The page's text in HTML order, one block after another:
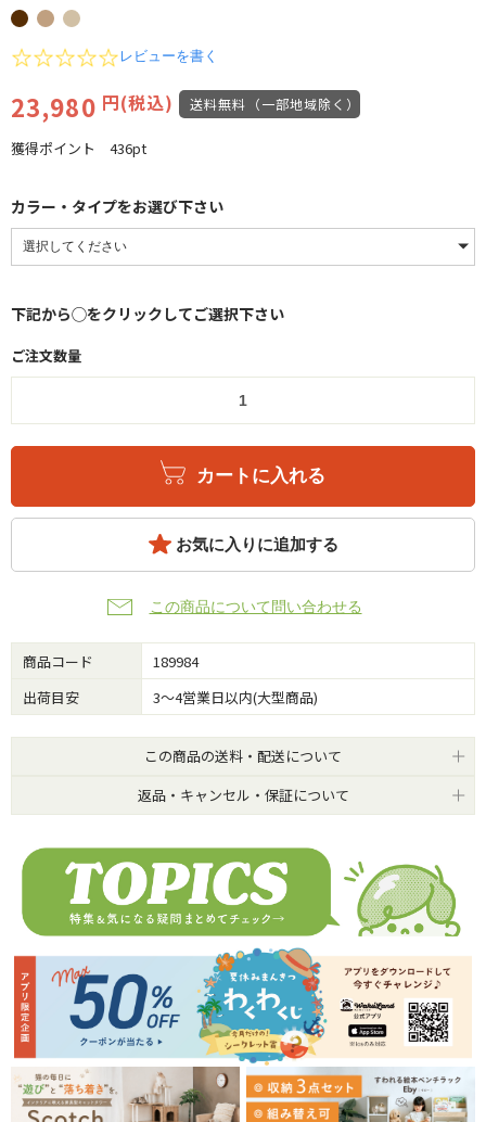
0.0
rating
レビューを書く
23,980 円(税込) 送料無料（一部地域除く）
獲得ポイント 436pt
カラー・タイプをお選び下さい
下記から◯をクリックしてご選択下さい
ご注文数量
カートに入れる
お気に入りに追加する
この商品について問い合わせる
商品コード
189984
出荷目安
3～4営業日以内(大型商品)
この商品の送料・配送について
返品・キャンセル・保証について